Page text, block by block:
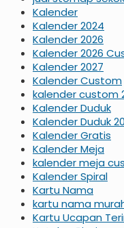
Kalender
Kalender 2024
Kalender 2026
Kalender 2026
Kalender 2027
Kalender Custom
kalender custom
Kalender Duduk
Kalender Duduk
Kalender Gratis
Kalender Meja
kalender meja
Kalender Spiral
Kartu Nama
kartu nama
Kartu Ucapan